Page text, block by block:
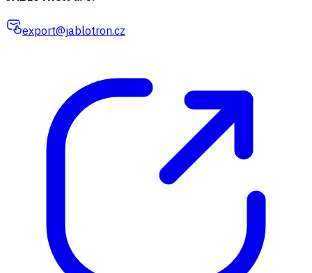
export@jablotron.cz